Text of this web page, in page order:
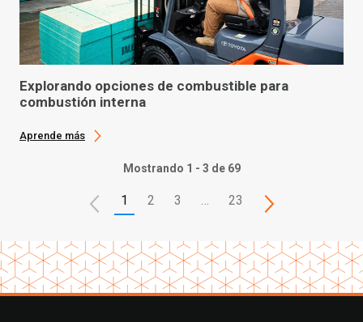
Explorando opciones de combustible para
combustión interna
Aprende más
Mostrando 1 - 3 de 69
1 2 3 23